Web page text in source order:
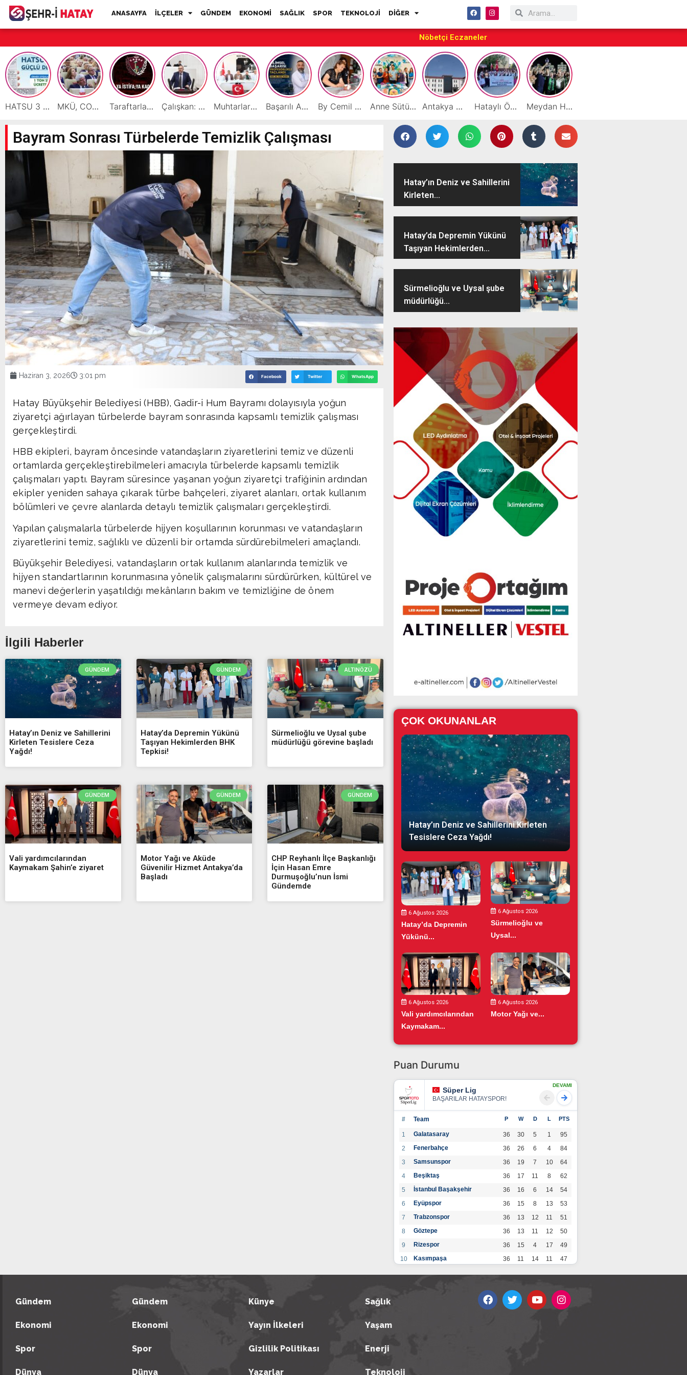
ANASAYFA İLÇELER GÜNDEM EKONOMİ SAĞLIK SPOR TEKNOLOJİ DİĞER
Nöbetçi Eczaneler
HATSU 3 İlçede Ağustos Ayı Faturalarında Bir Ton Suyu Ücretsiz Tanımladı MKÜ, COP31 Hazırlık Sürecinde Bilim Diplomasisine Katkı Sunacak Taraftarlar Sessizlik değil ÇÖZÜM istiyor Çalışkan: “Gazze Elden Gidiyor, Garantörler Daha Ne Bekliyor?” Muhtarlardan HATSO’ya Ziyaret Başarılı Akademisyen Fariz Selimli’ye Profesörlük Ünvanı By Cemil Dondurma Yazın Vazgeçilmez Durağı Anne Sütüyle Sağlıklı Geleceğe Vurgu “Anne sütü, her bebeğin en doğal hakkıdır” Antakya MYO’da Meslekler Uygulamanın İçinde Öğreniliyor Hataylı Öğretmenler, Macaristan’da Türkiye’yi Temsil Etti Meydan Hacıoğlu Baharat Şampiyonluk İpini Göğüsledi
Bayram Sonrası Türbelerde Temizlik Çalışması
Haziran 3, 2026 3:01 pm Facebook Twitter WhatsApp
Hatay Büyükşehir Belediyesi (HBB), Gadir-i Hum Bayramı dolayısıyla yoğun
ziyaretçi ağırlayan türbelerde bayram sonrasında kapsamlı temizlik çalışması
gerçekleştirdi.
HBB ekipleri, bayram öncesinde vatandaşların ziyaretlerini temiz ve düzenli
ortamlarda gerçekleştirebilmeleri amacıyla türbelerde kapsamlı temizlik
çalışmaları yaptı. Bayram süresince yaşanan yoğun ziyaretçi trafiğinin ardından
ekipler yeniden sahaya çıkarak türbe bahçeleri, ziyaret alanları, ortak kullanım
bölümleri ve çevre alanlarda detaylı temizlik çalışmaları gerçekleştirdi.
Yapılan çalışmalarla türbelerde hijyen koşullarının korunması ve vatandaşların
ziyaretlerini temiz, sağlıklı ve düzenli bir ortamda sürdürebilmeleri amaçlandı.
Büyükşehir Belediyesi, vatandaşların ortak kullanım alanlarında temizlik ve
hijyen standartlarının korunmasına yönelik çalışmalarını sürdürürken, kültürel ve
manevi değerlerin yaşatıldığı mekânların bakım ve temizliğine de önem
vermeye devam ediyor.
İlgili Haberler
GÜNDEM
Hatay’ın Deniz ve Sahillerini
Kirleten Tesislere Ceza
Yağdı!
GÜNDEM
Hatay’da Depremin Yükünü
Taşıyan Hekimlerden BHK
Tepkisi!
ALTINÖZÜ
Sürmelioğlu ve Uysal şube
müdürlüğü görevine başladı
GÜNDEM
Vali yardımcılarından
Kaymakam Şahin’e ziyaret
GÜNDEM
Motor Yağı ve Aküde
Güvenilir Hizmet Antakya’da
Başladı
GÜNDEM
CHP Reyhanlı İlçe Başkanlığı
İçin Hasan Emre
Durmuşoğlu’nun İsmi
Gündemde
Hatay’ın Deniz ve Sahillerini
Kirleten...
Hatay’da Depremin Yükünü
Taşıyan Hekimlerden...
Sürmelioğlu ve Uysal şube
müdürlüğü...
ÇOK OKUNANLAR
Hatay’ın Deniz ve Sahillerini Kirleten
Tesislere Ceza Yağdı!
6 Ağustos 2026
Hatay’da Depremin
Yükünü...
6 Ağustos 2026
Sürmelioğlu ve
Uysal...
6 Ağustos 2026
Vali yardımcılarından
Kaymakam...
6 Ağustos 2026
Motor Yağı ve...
Puan Durumu
Süper Lig
BAŞARILAR HATAYSPOR!
DEVAMI
# Team P W D L PTS
1 Galatasaray 36 30 5 1
95
2
Fenerbahçe 36 26 6 4
84
3
Samsunspor 36 19 7 10
64
4
Beşiktaş 36 17 11 8
62
5
İstanbul Başakşehir 36 16 6 14
54
6
Eyüpspor 36 15 8 13
53
7
Trabzonspor 36 13 12 11
51
8
Göztepe 36 13 11 12
50
9
Rizespor 36 15 4 17
49
10
Kasımpaşa 36 11 14 11
47
36 12 9 15
45
18
Gündem
Ekonomi
Spor
Dünya
Gündem
Ekonomi
Spor
Dünya
Künye
Yayın İlkeleri
Gizlilik Politikası
Yazarlar
Sağlık
Yaşam
Enerji
Teknoloji